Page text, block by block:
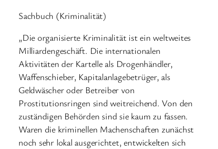
Sachbuch (Kriminalität)
„Die organisierte Kriminalität ist ein weltweites
Milliardengeschäft. Die internationalen
Aktivitäten der Kartelle als Drogenhändler,
Waffenschieber, Kapitalanlagebetrüger, als
Geldwäscher oder Betreiber von
Prostitutionsringen sind weitreichend. Von den
zuständigen Behörden sind sie kaum zu fassen.
Waren die kriminellen Machenschaften zunächst
noch sehr lokal ausgerichtet, entwickelten sich